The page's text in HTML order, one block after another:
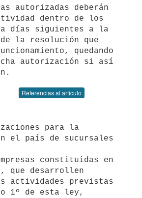
dentro de los
días siguientes a la
la resolución que
quedando
autorización si así
Referencias al artículo
el país de sucursales
constituidas en
que desarrollen
actividades previstas
1º de esta ley,